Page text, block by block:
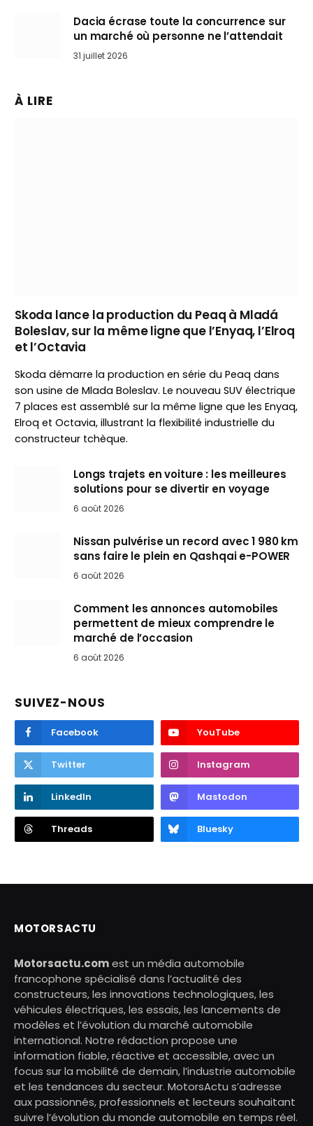
Dacia écrase toute la concurrence sur
un marché où personne ne l’attendait
31 juillet 2026
À LIRE
Skoda lance la production du Peaq à Mladá
Boleslav, sur la même ligne que l’Enyaq, l’Elroq
et l’Octavia
Skoda démarre la production en série du Peaq dans
son usine de Mlada Boleslav. Le nouveau SUV électrique
7 places est assemblé sur la même ligne que les Enyaq,
Elroq et Octavia, illustrant la flexibilité industrielle du
constructeur tchèque.
Longs trajets en voiture : les meilleures
solutions pour se divertir en voyage
6 août 2026
Nissan pulvérise un record avec 1 980 km
sans faire le plein en Qashqai e-POWER
6 août 2026
Comment les annonces automobiles
permettent de mieux comprendre le
marché de l’occasion
6 août 2026
SUIVEZ-NOUS
Facebook YouTube
Twitter Instagram
LinkedIn Mastodon
Threads Bluesky
MOTORSACTU
Motorsactu.comest un média automobile
francophone spécialisé dans l’actualité des
constructeurs, les innovations technologiques, les
véhicules électriques, les essais, les lancements de
modèles et l’évolution du marché automobile
international. Notre rédaction propose une
information fiable, réactive et accessible, avec un
focus sur la mobilité de demain, l’industrie automobile
et les tendances du secteur. MotorsActu s’adresse
aux passionnés, professionnels et lecteurs souhaitant
suivre l’évolution du monde automobile en temps réel.